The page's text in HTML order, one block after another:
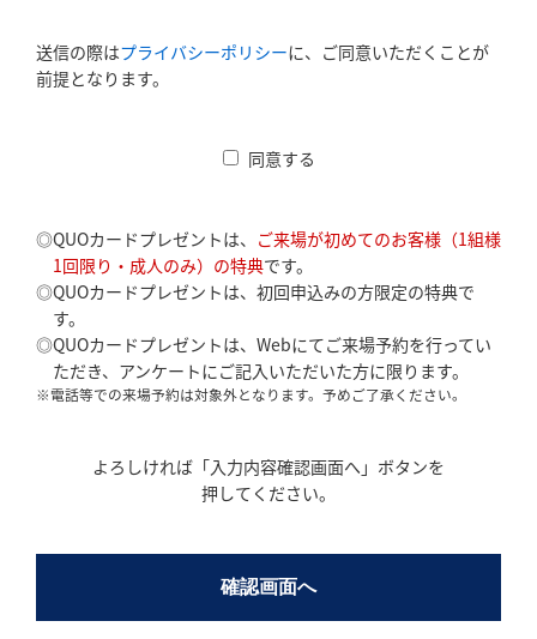
送信の際はプライバシーポリシーに、ご同意いただくことが
前提となります。
同意する
◎QUOカードプレゼントは、 ご来場が初めてのお客様（1組様
1回限り・成人のみ）の特典です。
◎QUOカードプレゼントは、初回申込みの方限定の特典で
す。
◎QUOカードプレゼントは、Webにてご来場予約を行ってい
ただき、アンケートにご記入いただいた方に限ります。
※電話等での来場予約は対象外となります。予めご了承ください。
よろしければ「入力内容確認画面へ」ボタンを
押してください。